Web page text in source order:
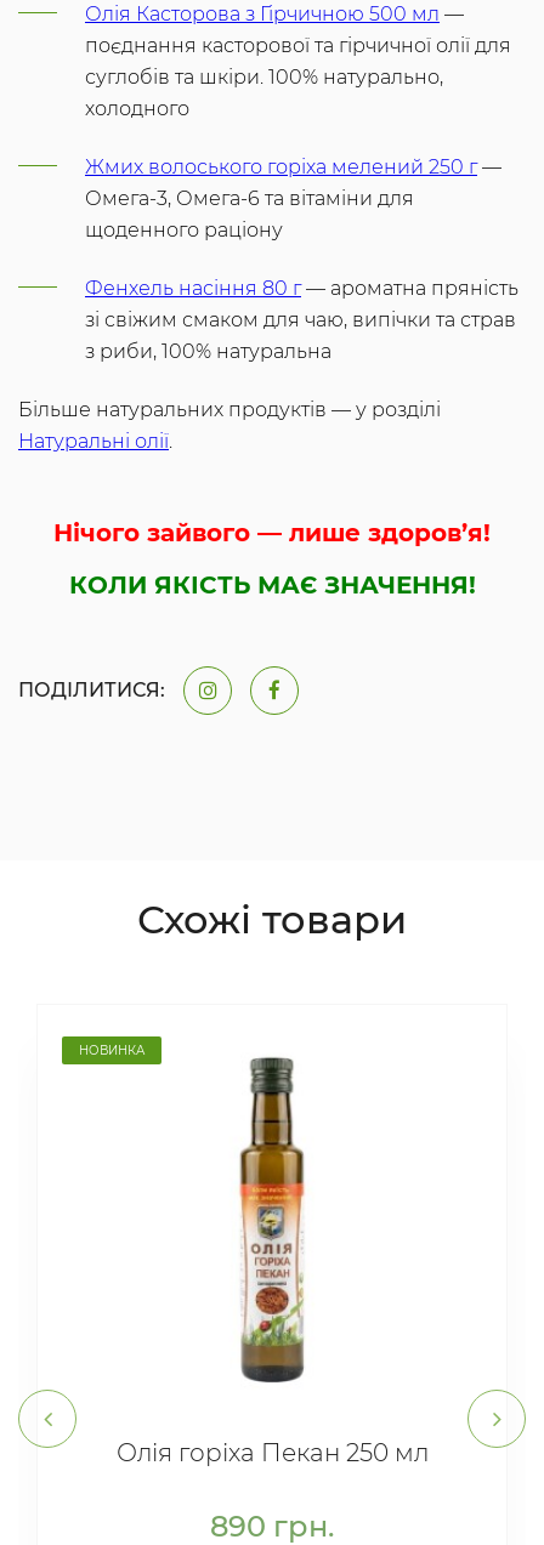
Олія Касторова з Гірчичною 500 мл —
поєднання касторової та гірчичної олії для
суглобів та шкіри. 100% натурально,
холодного
Жмих волоського горіха мелений 250 г—
Омега-3, Омега-6 та вітаміни для
щоденного раціону
Фенхель насіння 80 г— ароматна пряність
зі свіжим смаком для чаю, випічки та страв
з риби, 100% натуральна
Більше натуральних продуктів — у розділі
Натуральні олії.
Нічого зайвого — лише здоров’я!
КОЛИ ЯКІСТЬ МАЄ ЗНАЧЕННЯ!
ПОДІЛИТИСЯ:
Схожі товари
НОВИНКА
Олія горіха Пекан 250 мл
890 грн.